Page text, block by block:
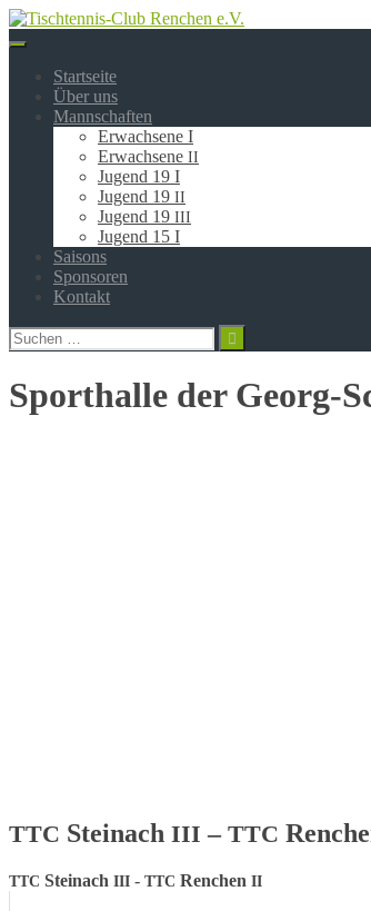
Springe
zum
Startseite
Über uns
Mannschaften
Erwachsene I
Erwachsene II
Jugend 19 I
Jugend 19 II
Jugend 19 III
Jugend 15 I
Saisons
Sponsoren
Kontakt
Suchen
nach:
Sporthalle der Georg-
TTC Steinach III – TTC
TTC Steinach III - TTC Renchen II